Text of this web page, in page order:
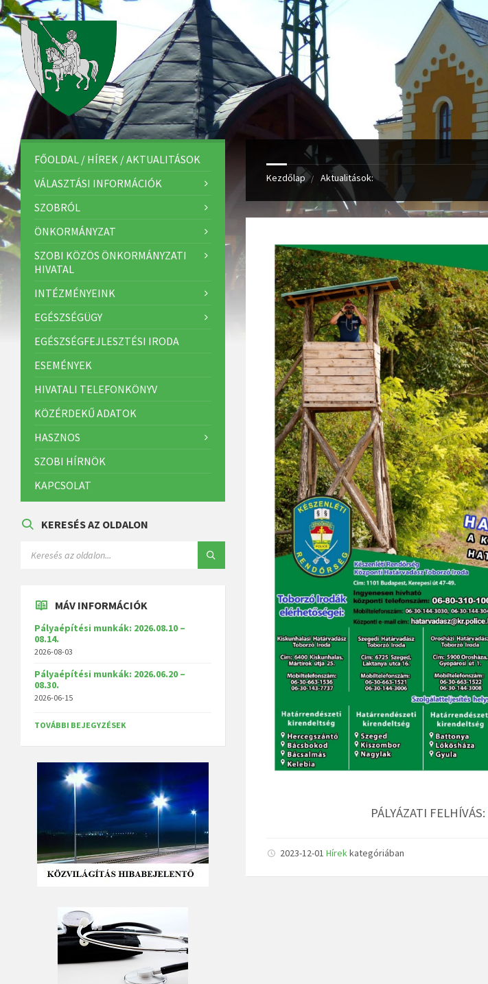
Kezdőlap Aktualitások:
PÁLYÁZATI FELHÍVÁS:
2023-12-01Hírekkategóriában
FŐOLDAL / HÍREK / AKTUALITÁSOK
VÁLASZTÁSI INFORMÁCIÓK
SZOBRÓL
ÖNKORMÁNYZAT
SZOBI KÖZÖS ÖNKORMÁNYZATI
HIVATAL
INTÉZMÉNYEINK
EGÉSZSÉGÜGY
EGÉSZSÉGFEJLESZTÉSI IRODA
ESEMÉNYEK
HIVATALI TELEFONKÖNYV
KÖZÉRDEKŰ ADATOK
HASZNOS
SZOBI HÍRNÖK
KAPCSOLAT
KERESÉS AZ OLDALON
MÁV INFORMÁCIÓK
Pályaépítési munkák: 2026.08.10 –
08.14.
2026-08-03
Pályaépítési munkák: 2026.06.20 –
08.30.
2026-06-15
TOVÁBBI BEJEGYZÉSEK